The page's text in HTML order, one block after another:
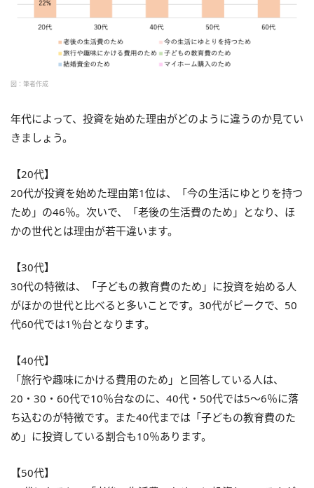
図：筆者作成
年代によって、投資を始めた理由がどのように違うのか見てい
きましょう。
【20代】
20代が投資を始めた理由第1位は、「今の生活にゆとりを持つ
ため」の46％。次いで、「老後の生活費のため」となり、ほ
かの世代とは理由が若干違います。
【30代】
30代の特徴は、「子どもの教育費のため」に投資を始める人
がほかの世代と比べると多いことです。30代がピークで、50
代60代では1％台となります。
【40代】
「旅行や趣味にかける費用のため」と回答している人は、
20・30・60代で10％台なのに、40代・50代では5～6％に落
ち込むのが特徴です。また40代までは「子どもの教育費のた
め」に投資している割合も10％あります。
【50代】